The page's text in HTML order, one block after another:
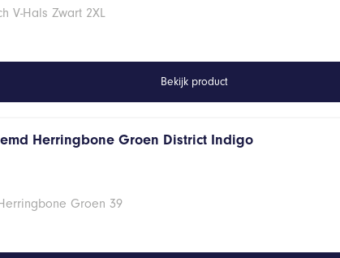
V-Hals Zwart 2XL
Bekijk product
Herringbone Groen District Indigo
Groen 39